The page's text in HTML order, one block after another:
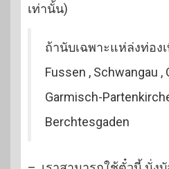
เท่านั้น)
ถ้านับเฉพาะแห่ล่งท่อง
Fussen , Schwangau ,
Garmisch-
Berchtesgaden